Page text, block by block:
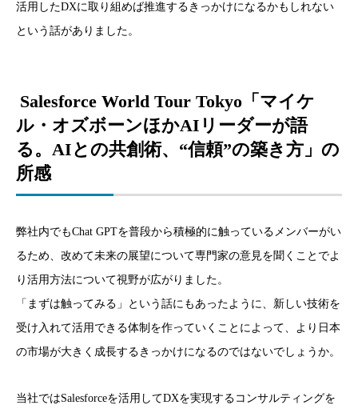
活用したDXに取り組めば推進するきっかけになるかもしれない
という話がありました。
Salesforce World Tour Tokyo「マイケ
ル・オズボーンほかAIリーダーが語
る。AIとの共創術、“信頼”の築き方」の
所感
弊社内でもChat GPTを普段から積極的に触っているメンバーがい
るため、改めて未来の展望について専門家の意見を聞くことでよ
り活用方法について視野が広がりました。
「まずは触ってみる」という話にもあったように、新しい技術を
受け入れて活用できる体制を作っていくことによって、より日本
の市場が大きく成長するきっかけになるのではないでしょうか。
当社ではSalesforceを活用してDXを実現するコンサルティングを